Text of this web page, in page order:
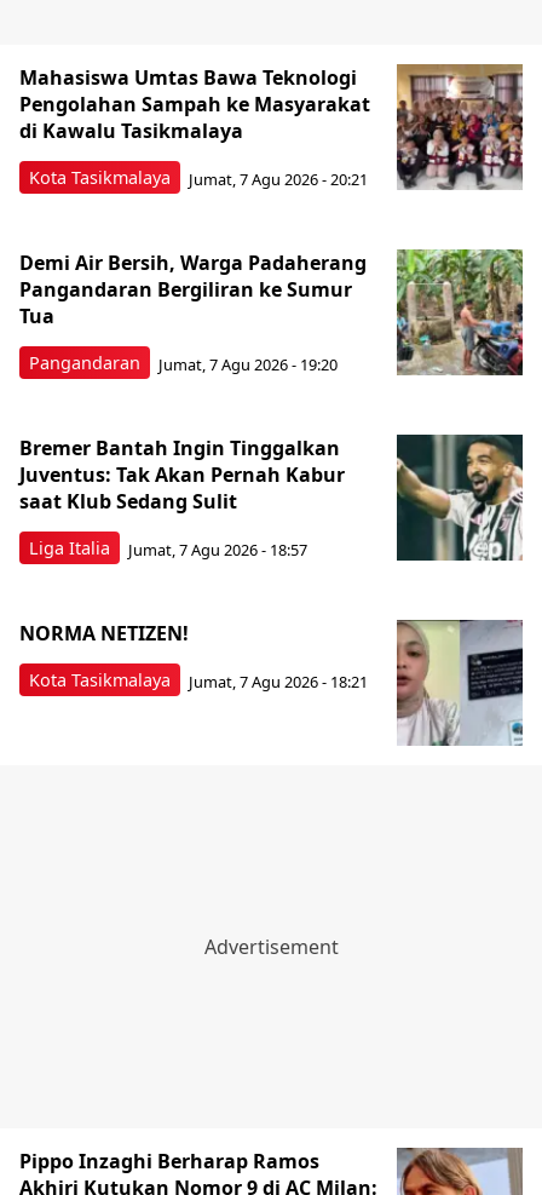
Kota Tasikmalaya
Mahasiswa Umtas Bawa Teknologi
Pengolahan Sampah ke Masyarakat
di Kawalu Tasikmalaya
Jumat, 7 Agu 2026 - 20:21
Pangandaran
Demi Air Bersih, Warga Padaherang
Pangandaran Bergiliran ke Sumur
Tua
Jumat, 7 Agu 2026 - 19:20
Liga Italia
Bremer Bantah Ingin Tinggalkan
Juventus: Tak Akan Pernah Kabur
saat Klub Sedang Sulit
Jumat, 7 Agu 2026 - 18:57
Kota Tasikmalaya
NORMA NETIZEN!
Jumat, 7 Agu 2026 - 18:21
Pippo Inzaghi Berharap Ramos
Akhiri Kutukan Nomor 9 di AC Milan: